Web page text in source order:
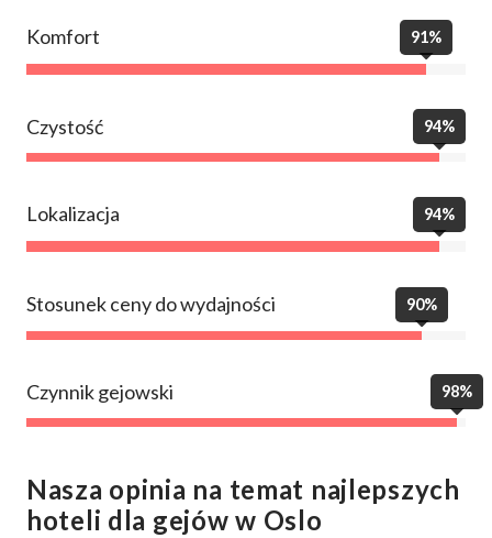
Komfort 91%
Czystość 94%
Lokalizacja 94%
Stosunek ceny do wydajności 90%
Czynnik gejowski 98%
Nasza opinia na temat najlepszych
hoteli dla gejów w Oslo